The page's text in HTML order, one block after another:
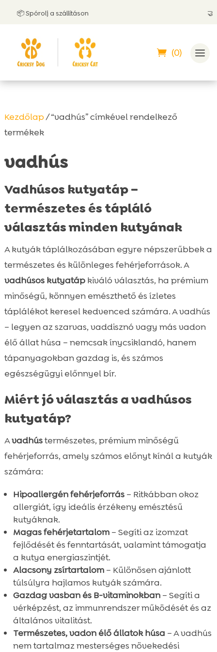
Spórolj a szállításon 🤝
(0)
Kezdőlap/ “vadhús” címkével rendelkező
termékek
vadhús
Vadhúsos kutyatáp –
természetes és tápláló
választás minden kutyának
A kutyák táplálkozásában egyre népszerűbbek a
természetes és különleges fehérjeforrások. A
vadhúsos kutyatápkiváló választás, ha prémium
minőségű, könnyen emészthető és ízletes
táplálékot keresel kedvenced számára. A vadhús
– legyen az szarvas, vaddisznó vagy más vadon
élő állat húsa – nemcsak ínycsiklandó, hanem
tápanyagokban gazdag is, és számos
egészségügyi előnnyel bír.
Miért jó választás a vadhúsos
kutyatáp?
Avadhústermészetes, prémium minőségű
fehérjeforrás, amely számos előnyt kínál a kutyák
számára:
Hipoallergén fehérjeforrás– Ritkábban okoz
allergiát, így ideális érzékeny emésztésű
kutyáknak.
Magas fehérjetartalom– Segíti az izomzat
fejlődését és fenntartását, valamint támogatja
a kutya energiaszintjét.
Alacsony zsírtartalom– Különösen ajánlott
túlsúlyra hajlamos kutyák számára.
Gazdag vasban és B-vitaminokban– Segíti a
vérképzést, az immunrendszer működését és az
általános vitalitást.
Természetes, vadon élő állatok húsa – A vadhús
nem tartalmaz mesterséges növekedési